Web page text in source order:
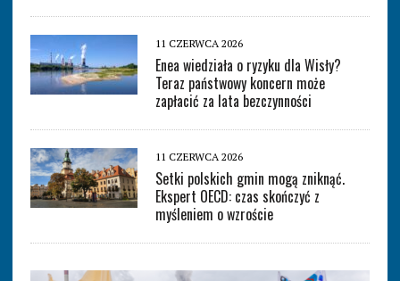
11 CZERWCA 2026
Enea wiedziała o ryzyku dla Wisły?
Teraz państwowy koncern może
zapłacić za lata bezczynności
11 CZERWCA 2026
Setki polskich gmin mogą zniknąć.
Ekspert OECD: czas skończyć z
myśleniem o wzroście